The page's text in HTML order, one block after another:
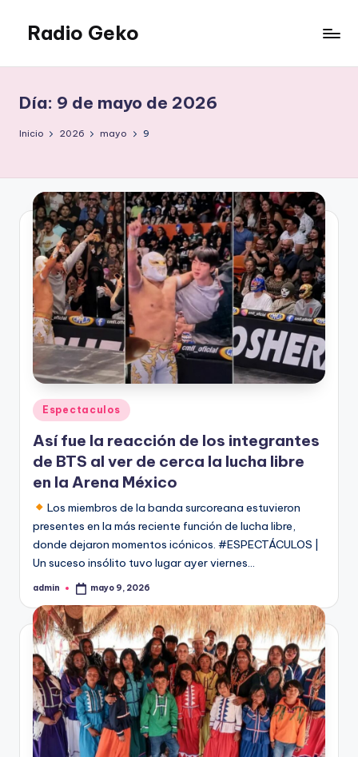
Saltar
contenido
Radio Geko
Día: 9 de mayo de 2026
Inicio 2026 mayo 9
Publicado
en
Espectaculos
Así fue la reacción de los integrantes
de BTS al ver de cerca la lucha libre
en la Arena México
Los miembros de la banda surcoreana estuvieron
presentes en la más reciente función de lucha libre,
donde dejaron momentos icónicos. #ESPECTÁCULOS |
Un suceso insólito tuvo lugar ayer viernes…
Publicado
admin mayo 9, 2026